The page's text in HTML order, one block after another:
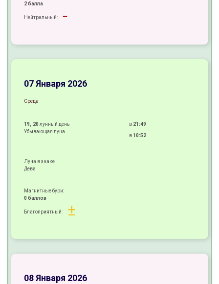
2 балла
Нейтральный:
-
±
+
07 Января 2026
Среда
19, 20 лунный день
Убывающая луна
в 21:49
в 10:52
Луна в знаке
Дева
Магнитные бури:
0 баллов
Благоприятный:
±
±
+
08 Января 2026